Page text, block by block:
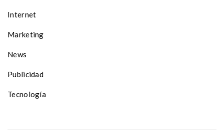
Internet
Marketing
News
Publicidad
Tecnología